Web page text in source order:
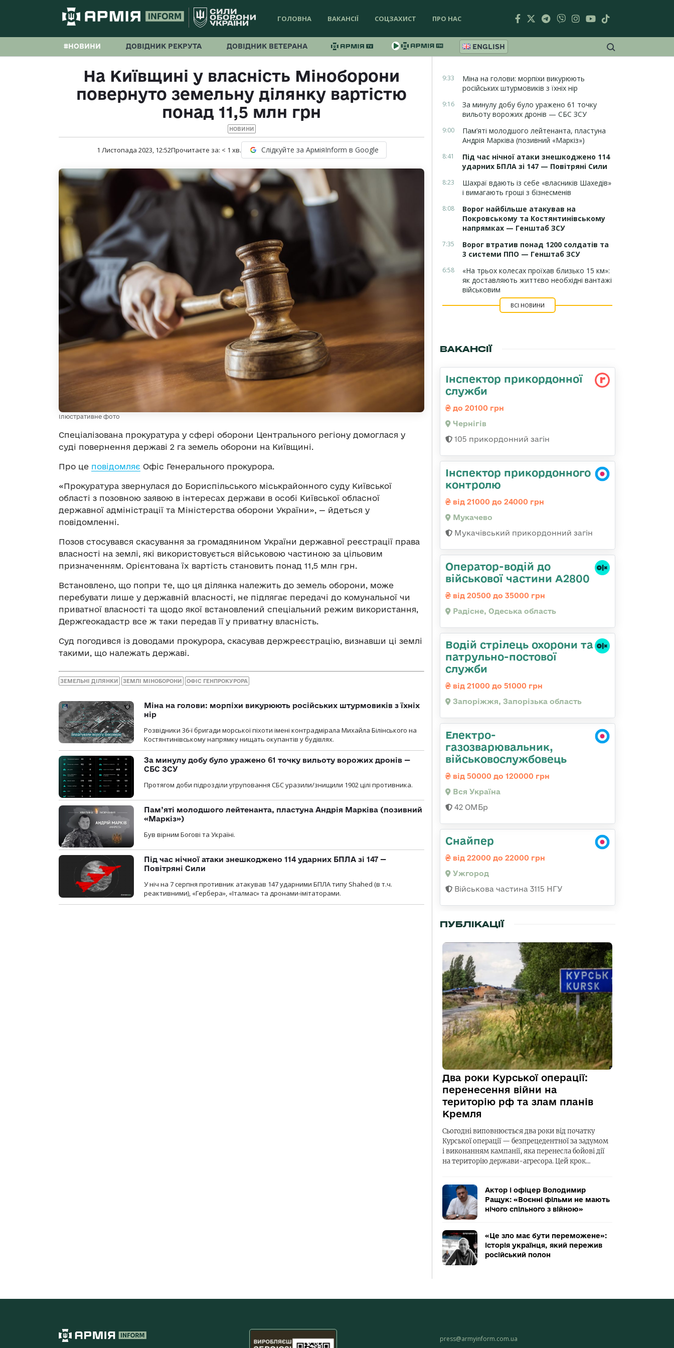
ГОЛОВНА ВАКАНСІЇ СОЦЗАХИСТ ПРО НАС
#НОВИНИ ДОВІДНИК РЕКРУТА ДОВІДНИК ВЕТЕРАНА ENGLISH
На Київщині у власність Міноборони
повернуто земельну ділянку вартістю
понад 11,5 млн грн
НОВИНИ
1 Листопада 2023, 12:52Прочитаєте за: < 1 хв. Слідкуйте за АрміяInform в Google
Ілюстративне фото
Спеціалізована прокуратура у сфері оборони Центрального регіону домоглася у
суді повернення державі 2 га земель оборони на Київщині.
Про це повідомляє Офіс Генерального прокурора.
«Прокуратура звернулася до Бориспільського міськрайонного суду Київської
області з позовною заявою в інтересах держави в особі Київської обласної
державної адміністрації та Міністерства оборони України», — йдеться у
повідомленні.
Позов стосувався скасування за громадянином України державної реєстрації права
власності на землі, які використовується військовою частиною за цільовим
призначенням. Орієнтована їх вартість становить понад 11,5 млн грн.
Встановлено, що попри те, що ця ділянка належить до земель оборони, може
перебувати лише у державній власності, не підлягає передачі до комунальної чи
приватної власності та щодо якої встановлений спеціальний режим використання,
Держгеокадастр все ж таки передав її у приватну власність.
Суд погодився із доводами прокурора, скасував держреєстрацію, визнавши ці землі
такими, що належать державі.
ЗЕМЕЛЬНІ ДІЛЯНКИ ЗЕМЛІ МІНОБОРОНИ ОФІС ГЕНПРОКУРОРА
Міна на голови: морпіхи викурюють російських штурмовиків з їхніх
нір
Розвідники 36-ї бригади морської піхоти імені контрадмірала Михайла Білінського на
Костянтинівському напрямку нищать окупантів у будівлях.
За минулу добу було уражено 61 точку вильоту ворожих дронів —
СБС ЗСУ
Протягом доби підрозділи угруповання СБС уразили/знищили 1902 цілі противника.
Пам’яті молодшого лейтенанта, пластуна Андрія Марківа (позивний
«Маркіз»)
Був вірним Богові та Україні.
Під час нічної атаки знешкоджено 114 ударних БПЛА зі 147 —
Повітряні Сили
У ніч на 7 серпня противник атакував 147 ударними БПЛА типу Shahed (в т.ч.
реактивними), «Гербера», «Італмас» та дронами-імітаторами.
9:33
Міна на голови: морпіхи викурюють
російських штурмовиків з їхніх нір
9:16
За минулу добу було уражено 61 точку
вильоту ворожих дронів — СБС ЗСУ
9:00
Пам’яті молодшого лейтенанта, пластуна
Андрія Марківа (позивний «Маркіз»)
8:41
Під час нічної атаки знешкоджено 114
ударних БПЛА зі 147 — Повітряні Сили
8:23
Шахраї вдають із себе «власників Шахедів»
і вимагають гроші з бізнесменів
8:08
Ворог найбільше атакував на
Покровському та Костянтинівському
напрямках — Генштаб ЗСУ
7:35
Ворог втратив понад 1200 солдатів та
3 системи ППО — Генштаб ЗСУ
6:58
«На трьох колесах проїхав близько 15 км»:
як доставляють життєво необхідні вантажі
військовим
ВСІ НОВИНИ
ВАКАНСІЇ
Інспектор прикордонної
служби
до 20100 грн
Чернігів
105 прикордонний загін
Інспектор прикордонного
контролю
від 21000 до 24000 грн
Мукачево
Мукачівський прикордонний загін
Оператор-водій до
військової частини А2800
від 20500 до 35000 грн
Радісне, Одеська область
Водій стрілець охорони та
патрульно-постової
служби
від 21000 до 51000 грн
Запоріжжя, Запорізька область
Електро-
газозварювальник,
військовослужбовець
від 50000 до 120000 грн
Вся Україна
42 ОМБр
Снайпер
від 22000 до 22000 грн
Ужгород
Військова частина 3115 НГУ
ПУБЛІКАЦІЇ
Два роки Курської операції:
перенесення війни на
територію рф та злам планів
Кремля
Сьогодні виповнюється два роки від початку
Курської операції — безпрецедентної за задумом
і виконанням кампанії, яка перенесла бойові дії
на територію держави-агресора. Цей крок…
Актор і офіцер Володимир
Ращук: «Воєнні фільми не мають
нічого спільного з війною»
«Це зло має бути переможене»:
історія українця, який пережив
російський полон
press@armyinform.com.ua